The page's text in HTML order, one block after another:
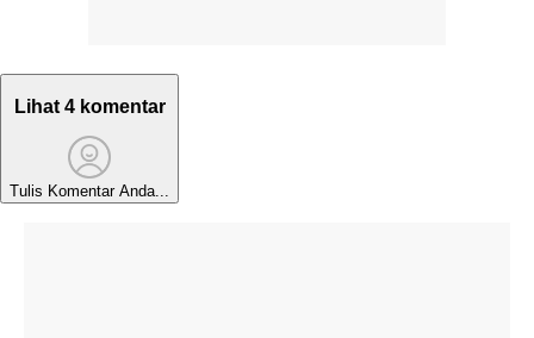
Lihat 4 komentar
Tulis Komentar Anda...